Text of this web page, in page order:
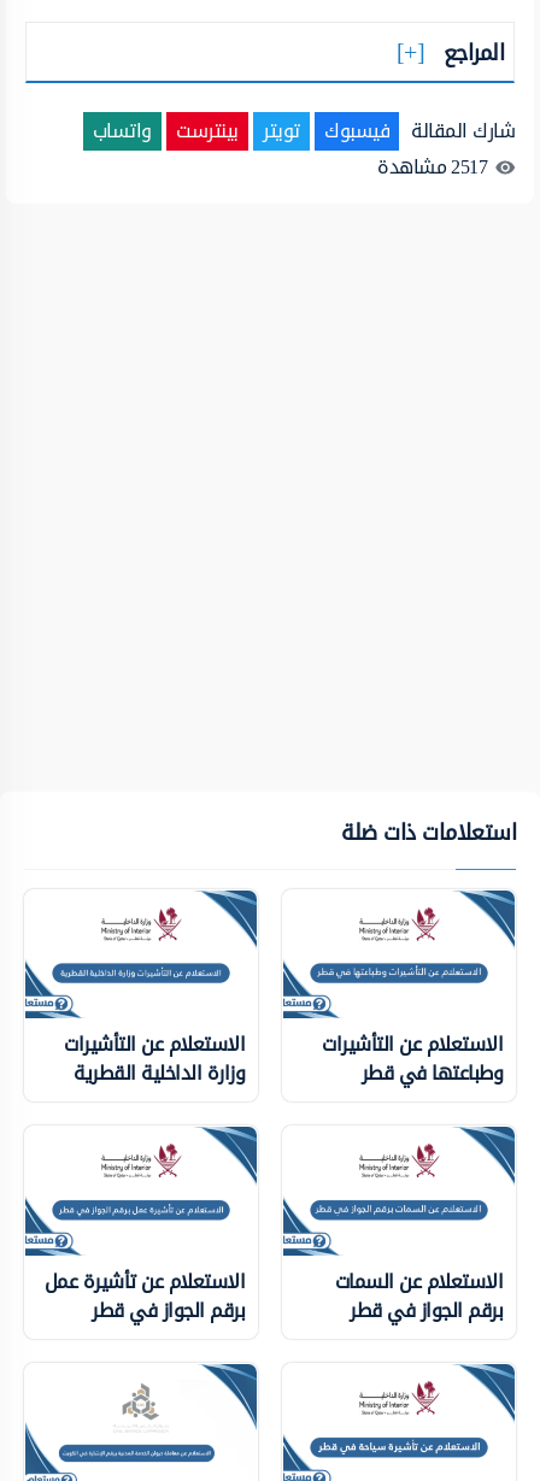
المراجع
شارك المقالة فيسبوك تويتر بينترست
واتساب
2517مشاهدة
استعلامات ذات ضلة
الاستعلام عن التأشيرات
وطباعتها في قطر
الاستعلام عن التأشيرات
وزارة الداخلية ‏القطرية
الاستعلام عن السمات
برقم الجواز في قطر
الاستعلام عن تأشيرة عمل
برقم الجواز في قطر